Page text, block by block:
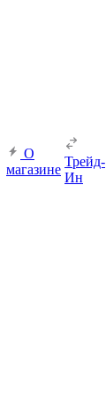
О
магазине
Трейд-
Ин